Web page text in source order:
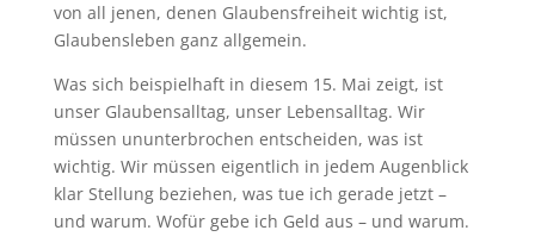
von all jenen, denen Glaubensfreiheit wichtig ist,
Glaubensleben ganz allgemein.
Was sich beispielhaft in diesem 15. Mai zeigt, ist
unser Glaubensalltag, unser Lebensalltag. Wir
müssen ununterbrochen entscheiden, was ist
wichtig. Wir müssen eigentlich in jedem Augenblick
klar Stellung beziehen, was tue ich gerade jetzt –
und warum. Wofür gebe ich Geld aus – und warum.